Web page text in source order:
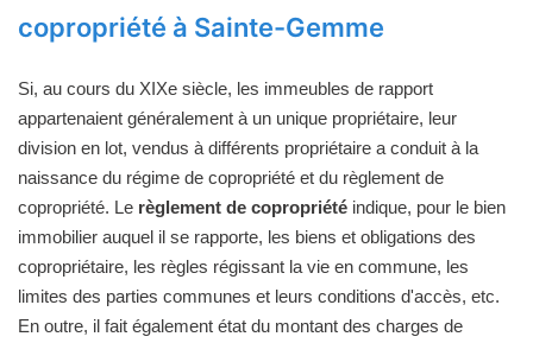
copropriété à Sainte-Gemme
Si, au cours du XIXe siècle, les immeubles de rapport
appartenaient généralement à un unique propriétaire, leur
division en lot, vendus à différents propriétaire a conduit à la
naissance du régime de copropriété et du règlement de
copropriété. Le règlement de copropriété indique, pour le bien
immobilier auquel il se rapporte, les biens et obligations des
copropriétaire, les règles régissant la vie en commune, les
limites des parties communes et leurs conditions d'accès, etc.
En outre, il fait également état du montant des charges de